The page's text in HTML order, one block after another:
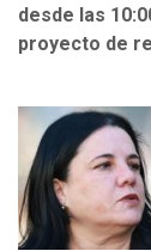
desde las
proyecto de